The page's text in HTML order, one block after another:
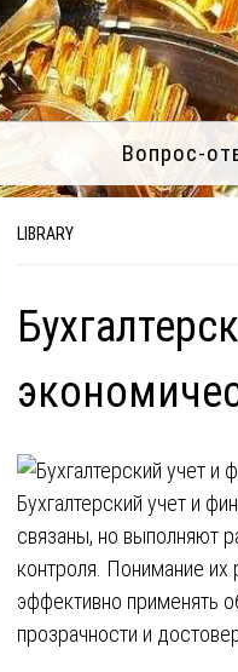
Вопрос-
LIBRARY
Бухгалтерский учет и
связаны, но выполняют
контроля. Понимание
эффективно применять
прозрачности и